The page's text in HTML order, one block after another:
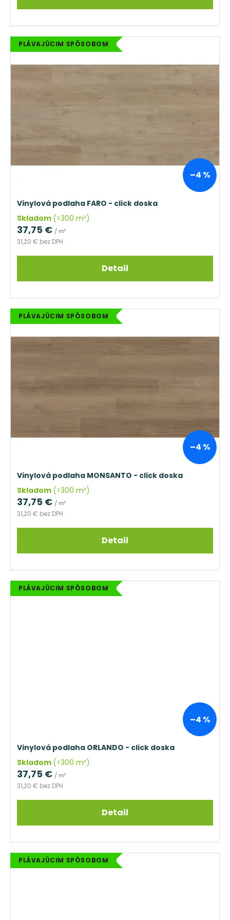
PLÁVAJÚCIM SPÔSOBOM
–4 %
Vinylová podlaha FARO - click doska
Skladom (>300 m²)
31,20 € bez DPH
37,75 € / m²
Detail
PLÁVAJÚCIM SPÔSOBOM
–4 %
Vinylová podlaha MONSANTO - click doska
Skladom (>300 m²)
31,20 € bez DPH
37,75 € / m²
Detail
PLÁVAJÚCIM SPÔSOBOM
–4 %
Vinylová podlaha ORLANDO - click doska
Skladom (>300 m²)
31,20 € bez DPH
37,75 € / m²
Detail
PLÁVAJÚCIM SPÔSOBOM